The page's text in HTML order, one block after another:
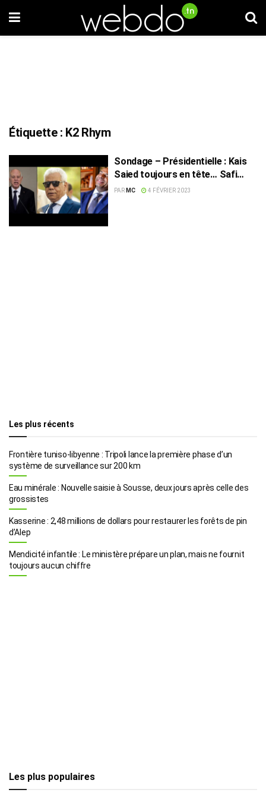
Étiquette : K2 Rhym
Sondage – Présidentielle : Kais
Saied toujours en tête… Safi
Said et K2 Rhym sur le podium
PAR MC 4 FÉVRIER 2023
Les plus récents
Frontière tuniso-libyenne : Tripoli lance la première phase d’un
système de surveillance sur 200 km
Eau minérale : Nouvelle saisie à Sousse, deux jours après celle des
grossistes
Kasserine : 2,48 millions de dollars pour restaurer les forêts de pin
d’Alep
Mendicité infantile : Le ministère prépare un plan, mais ne fournit
toujours aucun chiffre
Les plus populaires